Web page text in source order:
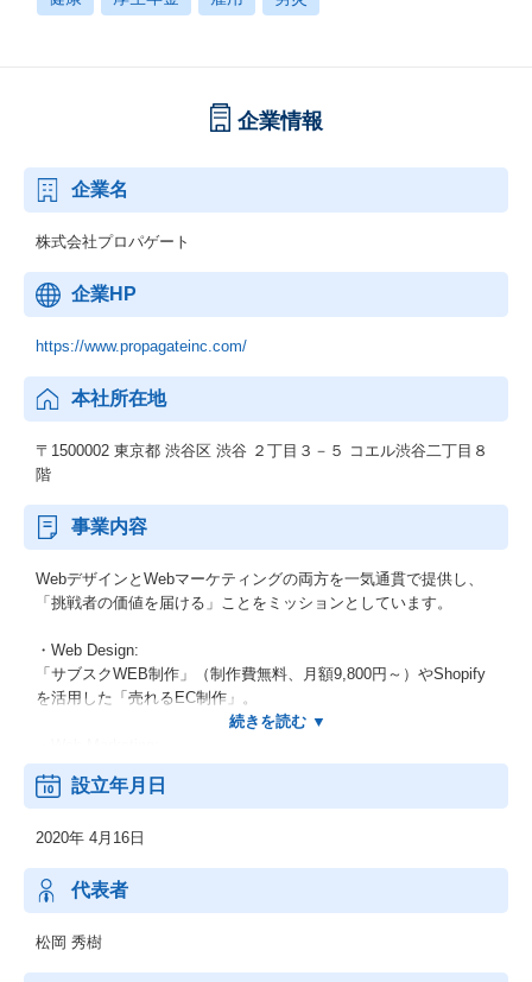
企業情報
企業名
株式会社プロパゲート
企業HP
https://www.propagateinc.com/
本社所在地
〒1500002 東京都 渋谷区 渋谷 ２丁目３－５ コエル渋谷二丁目８
階
事業内容
WebデザインとWebマーケティングの両方を一気通貫で提供し、
「挑戦者の価値を届ける」ことをミッションとしています。
・Web Design:
「サブスクWEB制作」（制作費無料、月額9,800円～）やShopify
を活用した「売れるEC制作」。
「集客エージェント」
「SPARK BUZZ」
「スマートSEO」
「採用DX」
設立年月日
2020年 4月16日
代表者
松岡 秀樹